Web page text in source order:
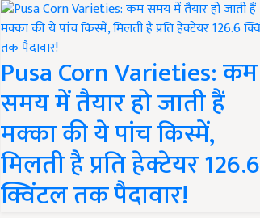
Pusa Corn Varieties: कम
समय में तैयार हो जाती हैं
मक्का की ये पांच किस्में,
मिलती है प्रति हेक्टेयर 126.6
क्विंटल तक पैदावार!